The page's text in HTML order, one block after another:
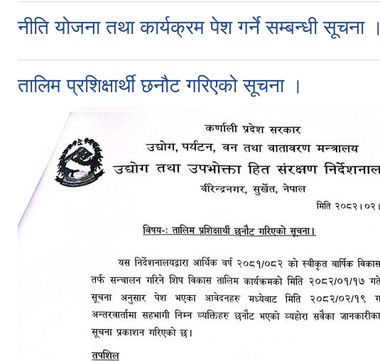
नीति योजना तथा कार्यक्रम पेश गर्ने सम्बन्धी सूचना ।
तालिम प्रशिक्षार्थी छनौट गरिएको सूचना ।